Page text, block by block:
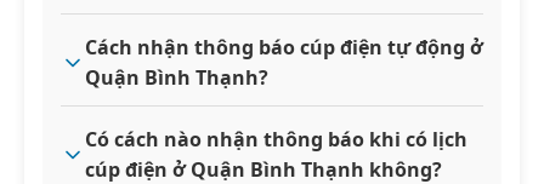
Cách nhận thông báo cúp điện tự động ở
Quận Bình Thạnh?
Có cách nào nhận thông báo khi có lịch
cúp điện ở Quận Bình Thạnh không?